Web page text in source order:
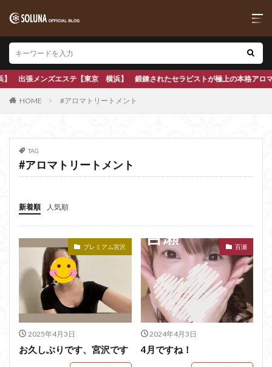
横浜】 鍛錬されたセラピストが極上の本格アロママッサージで心も身体
HOME #アロマトリートメント
TAG
#アロマトリートメント
新着順 人気順
プレミアム宮沢
2025年4月3日
お久しぶりです、宮沢です
百瀬
2024年4月3日
4月ですね！